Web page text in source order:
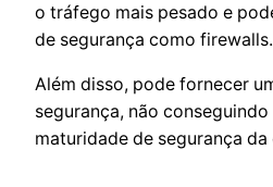
o tráfego mais pesado e
de segurança como firewalls.
Além disso, pode fornecer
segurança, não conseguindo
maturidade de segurança da